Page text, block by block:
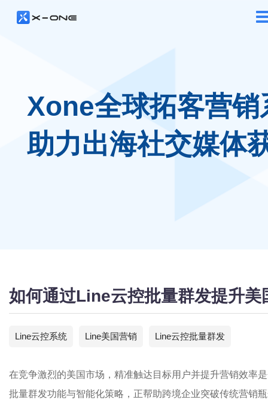
Xone全球拓客营销
助力出海社交媒体
如何通过Line云控批量群发提升
Line云控系统 Line美国营销 Line云控批量群发
在竞争激烈的美国市场，精准触达目标用户并提升营销效率
批量群发功能与智能化策略，正帮助跨境企业突破传统营销